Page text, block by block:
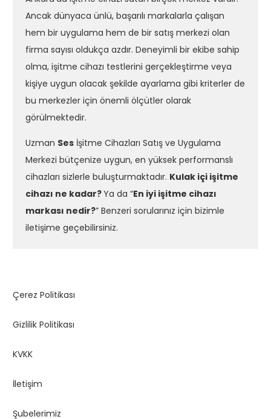
Ancak dünyaca ünlü, başarılı markalarla çalışan
hem bir uygulama hem de bir satış merkezi olan
firma sayısı oldukça azdır. Deneyimli bir ekibe sahip
olma, işitme cihazı testlerini gerçekleştirme veya
kişiye uygun olacak şekilde ayarlama gibi kriterler de
bu merkezler için önemli ölçütler olarak
görülmektedir.
Uzman Ses İşitme Cihazları Satış ve Uygulama
Merkezi bütçenize uygun, en yüksek performanslı
cihazları sizlerle buluşturmaktadır. Kulak içi işitme
cihazı ne kadar?Ya da “En iyi işitme cihazı
markası nedir?” Benzeri sorularınız için bizimle
iletişime geçebilirsiniz.
Çerez Politikası
Gizlilik Politikası
KVKK
İletişim
Şubelerimiz